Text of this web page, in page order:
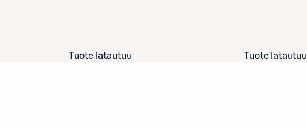
Tuote latautuu Tuote latautuu